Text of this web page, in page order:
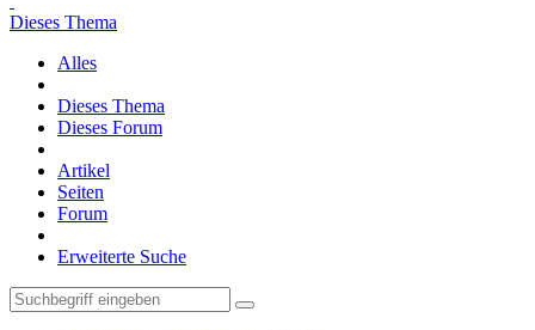
Dieses Thema
Alles
Dieses Thema
Dieses Forum
Artikel
Seiten
Forum
Erweiterte Suche